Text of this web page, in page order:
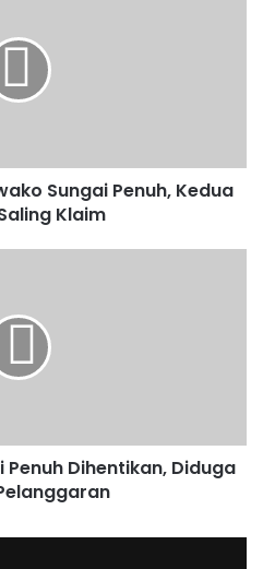
Sungai Penuh, Kedua
Klaim
Dihentikan, Diduga